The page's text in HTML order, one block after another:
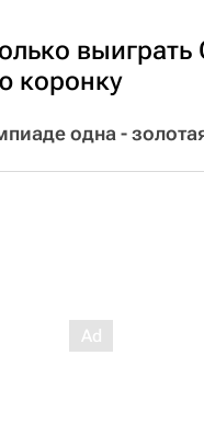
коронку
одна -